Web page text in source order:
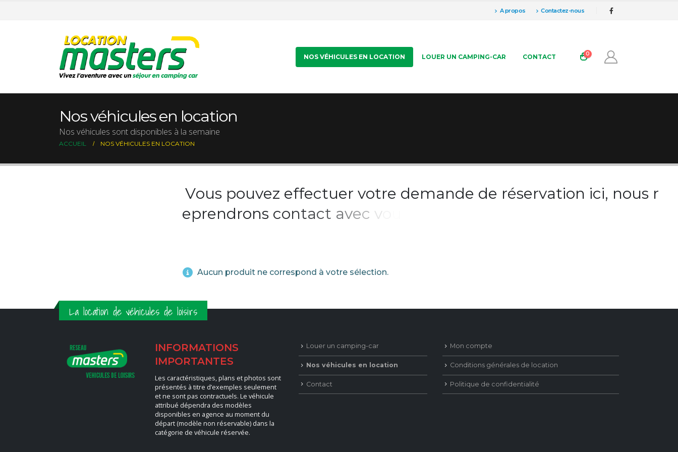
A propos Contactez-nous
NOS VÉHICULES EN LOCATION LOUER UN CAMPING-CAR CONTACT 0
Nos véhicules en location
Nos véhicules sont disponibles à la semaine
ACCUEIL NOS VÉHICULES EN LOCATION
Vous pouvez effectuer votre demande de réservation ici, nous r
eprendrons contact avec v
Aucun produit ne correspond à votre sélection.
La location de véhicules de loisirs
INFORMATIONS
IMPORTANTES
Les caractéristiques, plans et photos sont
présentés à titre d’exemples seulement
et ne sont pas contractuels. Le véhicule
attribué dépendra des modèles
disponibles en agence au moment du
départ (modèle non réservable) dans la
catégorie de véhicule réservée.
Louer un camping-car
Nos véhicules en location
Contact
Mon compte
Conditions générales de location
Politique de confidentialité